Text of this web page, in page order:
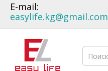
E-mail:
easylife.kg@gmail.com